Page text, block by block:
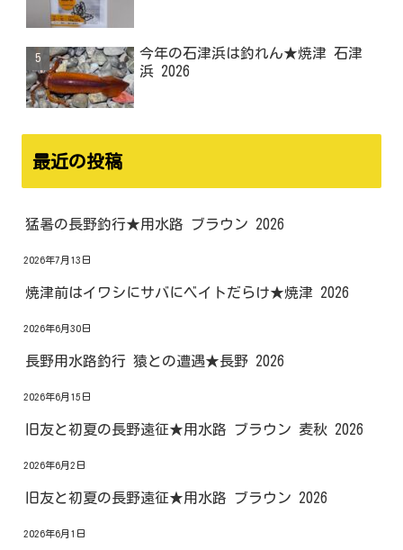
今年の石津浜は釣れん★焼津 石津
浜 2026
最近の投稿
猛暑の長野釣行★用水路 ブラウン 2026
2026年7月13日
焼津前はイワシにサバにベイトだらけ★焼津 2026
2026年6月30日
長野用水路釣行 猿との遭遇★長野 2026
2026年6月15日
旧友と初夏の長野遠征★用水路 ブラウン 麦秋 2026
2026年6月2日
旧友と初夏の長野遠征★用水路 ブラウン 2026
2026年6月1日